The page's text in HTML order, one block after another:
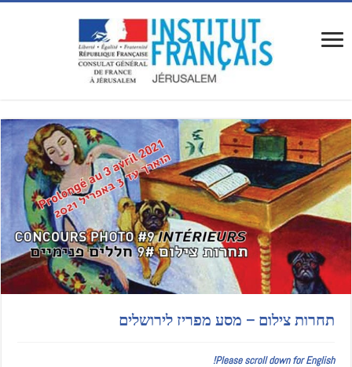
תחרות צילום – מסע מפריז לירושלים
Please scroll down for English!